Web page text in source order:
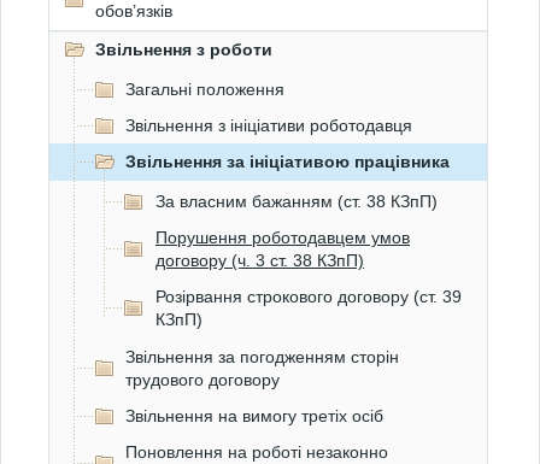
обов’язків
Звільнення з роботи
Загальні положення
Звільнення з ініціативи роботодавця
Звільнення за ініціативою працівника
За власним бажанням (ст. 38 КЗпП)
Порушення роботодавцем умов
договору (ч. 3 ст. 38 КЗпП)
Розірвання строкового договору (ст. 39
КЗпП)
Звільнення за погодженням сторін
трудового договору
Звільнення на вимогу третіх осіб
Поновлення на роботі незаконно